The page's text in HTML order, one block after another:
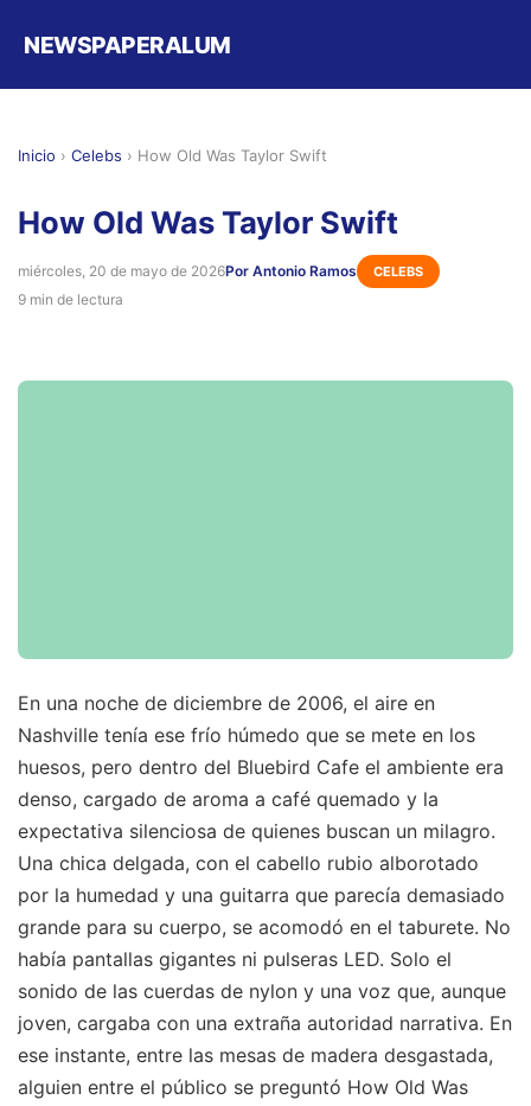
NEWSPAPERALUM
Inicio › Celebs › How Old Was Taylor Swift
How Old Was Taylor Swift
miércoles, 20 de mayo de 2026Por Antonio Ramos CELEBS
9 min de lectura
En una noche de diciembre de 2006, el aire en
Nashville tenía ese frío húmedo que se mete en los
huesos, pero dentro del Bluebird Cafe el ambiente era
denso, cargado de aroma a café quemado y la
expectativa silenciosa de quienes buscan un milagro.
Una chica delgada, con el cabello rubio alborotado
por la humedad y una guitarra que parecía demasiado
grande para su cuerpo, se acomodó en el taburete. No
había pantallas gigantes ni pulseras LED. Solo el
sonido de las cuerdas de nylon y una voz que, aunque
joven, cargaba con una extraña autoridad narrativa. En
ese instante, entre las mesas de madera desgastada,
alguien entre el público se preguntó How Old Was